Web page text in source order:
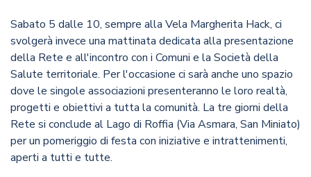
Sabato 5 dalle 10, sempre alla Vela Margherita Hack, ci
svolgerà invece una mattinata dedicata alla presentazione
della Rete e all'incontro con i Comuni e la Società della
Salute territoriale. Per l'occasione ci sarà anche uno spazio
dove le singole associazioni presenteranno le loro realtà,
progetti e obiettivi a tutta la comunità. La tre giorni della
Rete si conclude al Lago di Roffia (Via Asmara, San Miniato)
per un pomeriggio di festa con iniziative e intrattenimenti,
aperti a tutti e tutte.